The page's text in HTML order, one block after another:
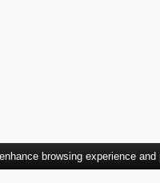
browsing experience